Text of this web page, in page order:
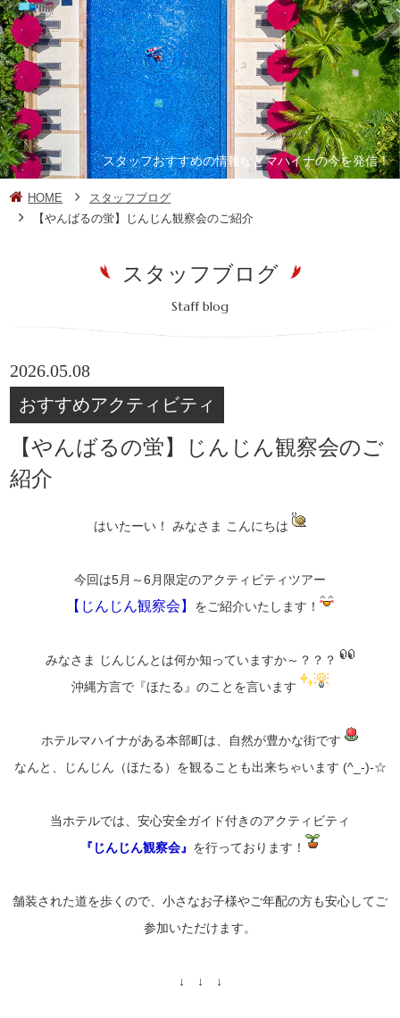
スタッフおすすめの情報などマハイナの今を発信！
HOME
スタッフブログ
【やんばるの蛍】じんじん観察会のご紹介
スタッフブログ
Staff blog
2026.05.08
おすすめアクティビティ
【やんばるの蛍】じんじん観察会のご
紹介
はいたーい！ みなさま こんにちは
今回は5月～6月限定のアクティビティツアー
【じんじん観察会】 をご紹介いたします！
みなさま じんじんとは何か知っていますか～？？？
沖縄方言で『ほたる』のことを言います
ホテルマハイナがある本部町は、自然が豊かな街です
なんと、じんじん（ほたる）を観ることも出来ちゃいます (^_-)-☆
当ホテルでは、安心安全ガイド付きのアクティビティ
『じんじん観察会』 を行っております！
舗装された道を歩くので、小さなお子様やご年配の方も安心してご
参加いただけます。
↓ ↓ ↓